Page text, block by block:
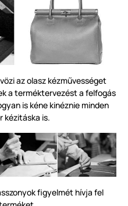
az olasz kézművességet
a terméktervezést a felfogás
is kéne kinéznie minden
kézitáska is.
figyelmét hívja fel